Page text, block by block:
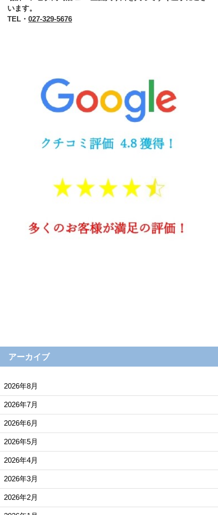
います。
TEL・ 027-329-5676
アーカイブ
2026年8月
2026年7月
2026年6月
2026年5月
2026年4月
2026年3月
2026年2月